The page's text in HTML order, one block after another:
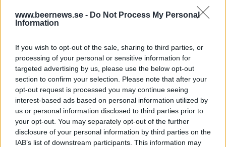
www.beernews.se - Do Not Process My Personal
Information
If you wish to opt-out of the sale, sharing to third parties, or
processing of your personal or sensitive information for
targeted advertising by us, please use the below opt-out
section to confirm your selection. Please note that after your
opt-out request is processed you may continue seeing
interest-based ads based on personal information utilized by
us or personal information disclosed to third parties prior to
your opt-out. You may separately opt-out of the further
disclosure of your personal information by third parties on the
IAB’s list of downstream participants. This information may
Rekommenderad läsning
4 svenska bryggare om pulsen på årets MBCC
“Vi har inte förändrats – inget har förändrats”
MBCC 2025 – se höjdpunkterna här